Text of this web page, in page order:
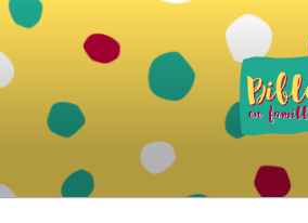
Aller
contenu
principal
Vivre